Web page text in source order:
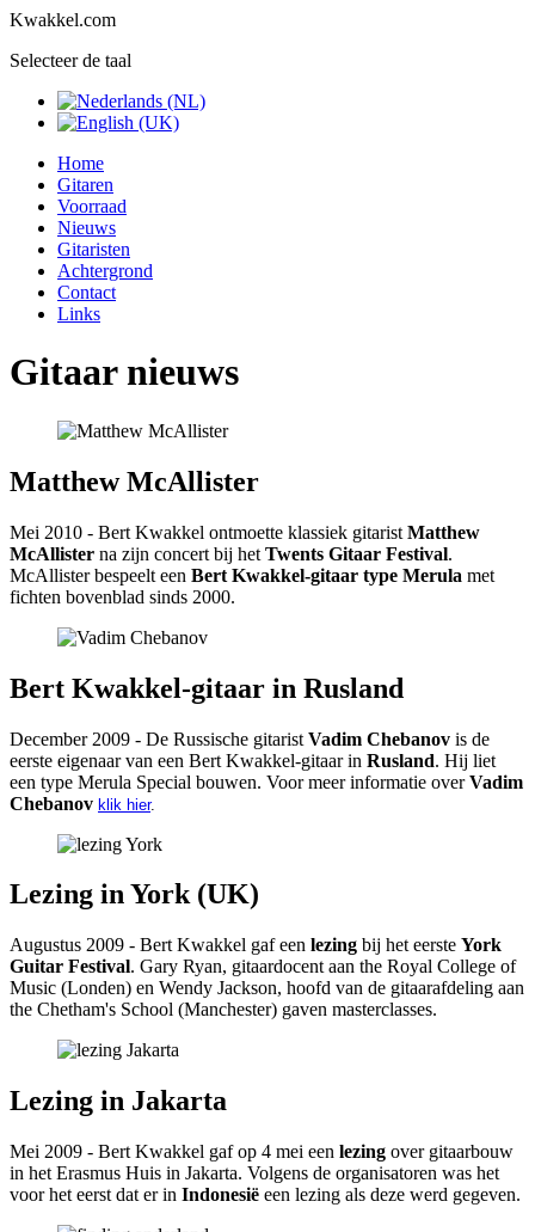
Kwakkel.com
Selecteer de taal
Home
Gitaren
Voorraad
Nieuws
Gitaristen
Achtergrond
Contact
Links
Gitaar nieuws
Matthew McAllister
Mei 2010 - Bert Kwakkel ontmoette klassiek gitarist Matthew
McAllister na zijn concert bij het Twents Gitaar Festival.
McAllister bespeelt een Bert Kwakkel-gitaar type Merula met
fichten bovenblad sinds 2000.
Bert Kwakkel-gitaar in Rusland
December 2009 - De Russische gitarist Vadim Chebanov is de
eerste eigenaar van een Bert Kwakkel-gitaar in Rusland. Hij liet
een type Merula Special bouwen. Voor meer informatie overVadim
Chebanov klik hier.
Lezing in York (UK)
Augustus 2009 - Bert Kwakkel gaf een lezing bij het eerste York
Guitar Festival. Gary Ryan, gitaardocent aan the Royal College of
Music (Londen) en Wendy Jackson, hoofd van de gitaarafdeling aan
the Chetham's School (Manchester) gaven masterclasses.
Lezing in Jakarta
Mei 2009 - Bert Kwakkel gaf op 4 mei een lezing over gitaarbouw
in het Erasmus Huis in Jakarta. Volgens de organisatoren was het
voor het eerst dat er in Indonesië een lezing als deze werd gegeven.